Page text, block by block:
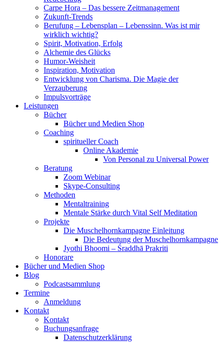
Carpe Hora – Das bessere Zeitmanagement
Zukunft-Trends
Berufung – Lebensplan – Lebenssinn. Was ist mir
wirklich wichtig?
Spirit, Motivation, Erfolg
Alchemie des Glücks
Humor-Weisheit
Inspiration, Motivation
Entwicklung von Charisma. Die Magie der
Verzauberung
Impulsvorträge
Leistungen
Bücher
Bücher und Medien Shop
Coaching
spiritueller Coach
Online Akademie
Von Personal zu Universal Power
Beratung
Zoom Webinar
Skype-Consulting
Methoden
Mentaltraining
Mentale Stärke durch Vital Self Meditation
Projekte
Die Muschelhornkampagne Einleitung
Die Bedeutung der Muschelhornkampagne
Jyothi Bhoomi – Śraddhā Prakriti
Honorare
Bücher und Medien Shop
Blog
Podcastsammlung
Termine
Anmeldung
Kontakt
Kontakt
Buchungsanfrage
Datenschutzerklärung